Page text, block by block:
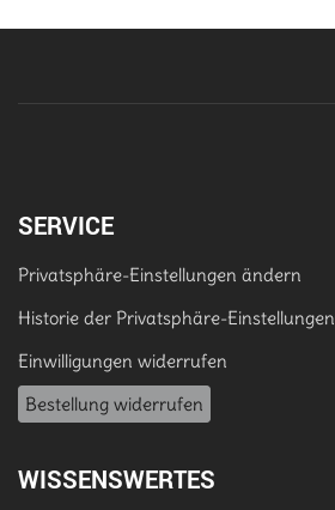
SERVICE
Privatsphäre-Einstellungen ändern
Historie der Privatsphäre-Einstellungen
Einwilligungen widerrufen
Bestellung widerrufen
WISSENSWERTES